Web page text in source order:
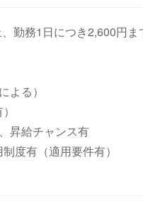
勤務1日につき2,600円ま
よる）
昇給チャンス有
度有（適用要件有）